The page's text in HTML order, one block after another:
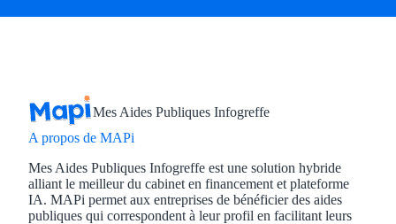
Mes Aides Publiques Infogreffe
A propos de MAPi
Mes Aides Publiques Infogreffe est une solution hybride
alliant le meilleur du cabinet en financement et plateforme
IA. MAPi permet aux entreprises de bénéficier des aides
publiques qui correspondent à leur profil en facilitant leurs